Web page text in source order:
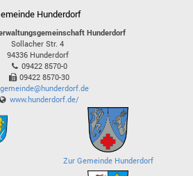
Hunderdorf
Hunderdorf
Sollacher Str. 4
94336 Hunderdorf
09422 8570-0
09422 8570-30
gemeinde@hunderdorf.de
www.hunderdorf.de/
Zur Gemeinde Hunderdorf